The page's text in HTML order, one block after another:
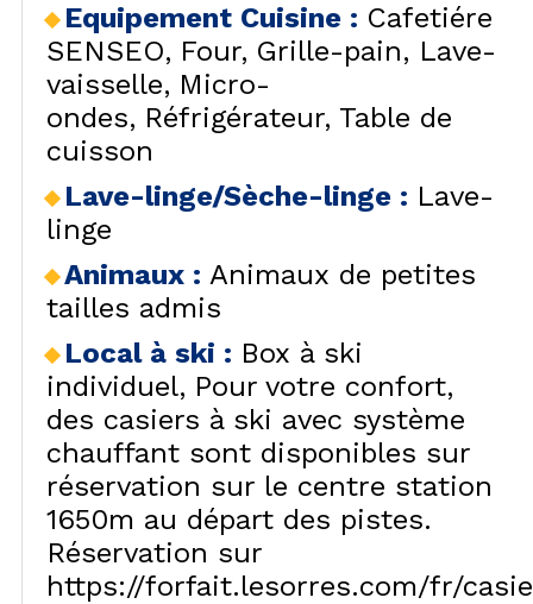
Equipement Cuisine : Cafetiére
SENSEO
Four Grille-pain
Lave-
vaisselle
Micro-
ondes
Réfrigérateur Table de
cuisson
Lave-linge/Sèche-linge : Lave-
linge
Animaux : Animaux de petites
tailles admis
Local à ski : Box à ski
individuel Pour votre confort,
des casiers à ski avec système
chauffant sont disponibles sur
réservation sur le centre station
1650m au départ des pistes.
Réservation sur
https://forfait.lesorres.com/fr/